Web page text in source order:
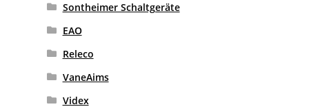
Sontheimer Schaltgeräte
EAO
Releco
VaneAims
Videx